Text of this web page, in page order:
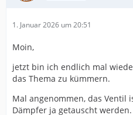
1. Januar 2026 um 20:51
Moin,
jetzt bin ich endlich mal
das Thema zu kümmern.
Mal angenommen, das Ventil
Dämpfer ja getauscht